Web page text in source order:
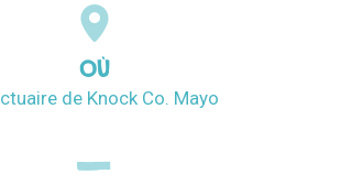
OÙ
de Knock Co. Mayo